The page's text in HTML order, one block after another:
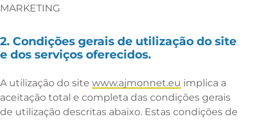
MARKETING
2. Condições gerais de utilização do site
e dos serviços oferecidos.
A utilização do site www.ajmonnet.eu implica a
aceitação total e completa das condições gerais
de utilização descritas abaixo. Estas condições de